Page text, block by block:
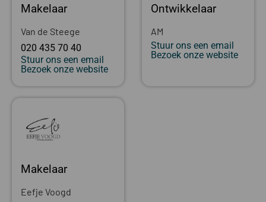
Makelaar
Van de Steege
020 435 70 40
Stuur ons een email
Bezoek onze website
Ontwikkelaar
AM
Stuur ons een email
Bezoek onze website
Makelaar
Eefje Voogd